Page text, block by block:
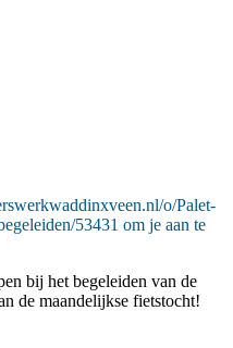
o/Palet-
53431 om je aan te
bij het begeleiden van de
de maandelijkse fietstocht!